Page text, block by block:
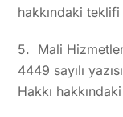
hakkındaki teklifi
5. Mali
4449 sayılı
Hakkı